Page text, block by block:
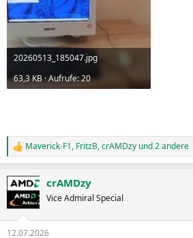
20260513_185047.jpg
63,3 KB · Aufrufe: 20
R
e
k
t
i
Maverick-F1, FritzB,crAMDzy und 2 andere
crAMDzy
Vice Admiral Special
12.07.2026